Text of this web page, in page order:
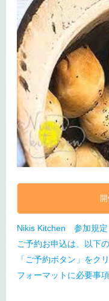
Nikis Kitchen 参加規定
ご予約お申込は、以下
「ご予約ボタン」をク
フォーマットに必要事